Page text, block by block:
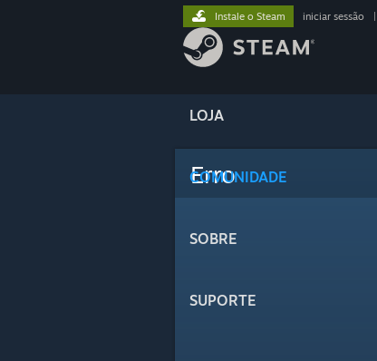
LOJA
COMUNIDADE
SOBRE
SUPORTE
Instale o Steam iniciar sessão
Erro